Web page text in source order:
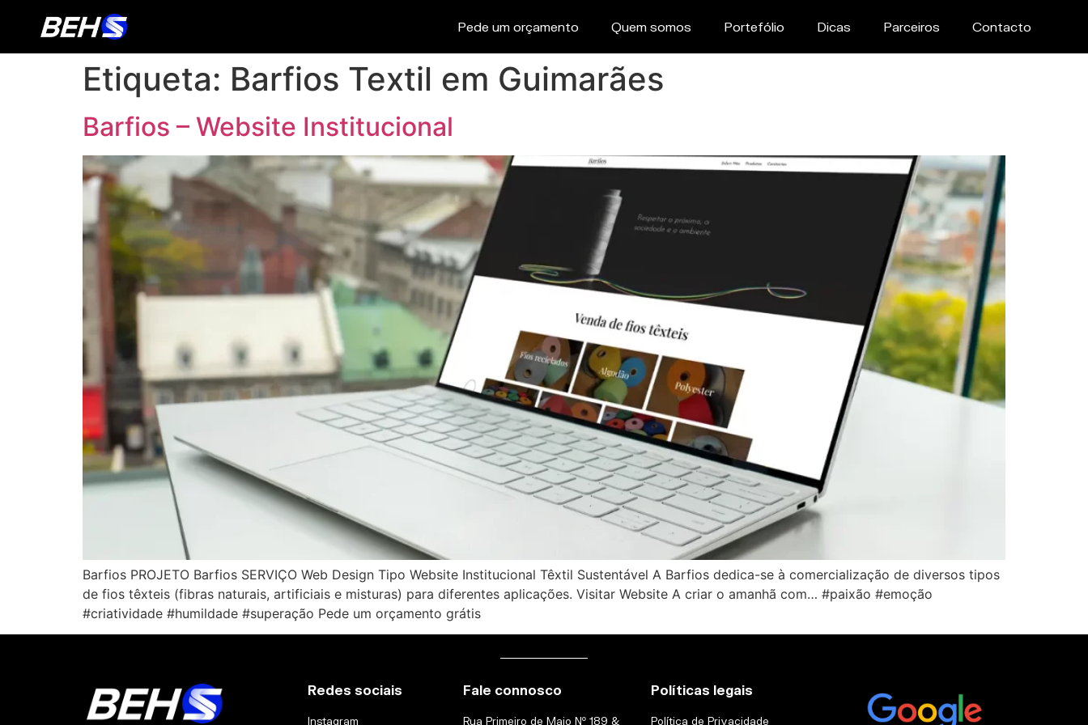
Pede um orçamento Quem somos Portefólio Dicas Parceiros Contacto
Etiqueta: Barfios Textil em Guimarães
Barfios – Website Institucional
Barfios PROJETO Barfios SERVIÇO Web Design Tipo Website Institucional Têxtil Sustentável A Barfios dedica-se à comercialização de diversos tipos
de fios têxteis (fibras naturais, artificiais e misturas) para diferentes aplicações. Visitar Website A criar o amanhã com… #paixão #emoção
#criatividade #humildade #superação Pede um orçamento grátis
Redes sociais
Instagram
Fale connosco
Rua Primeiro de Maio Nº 189 &
Políticas legais
Política de Privacidade